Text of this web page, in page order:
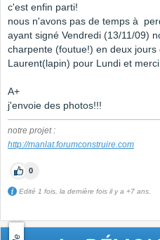
c'est enfin parti!
nous n'avons pas de temps à
ayant signé Vendredi (13/11/09)
charpente (foutue!) en deux
Laurent(lapin) pour Lundi et
A+
j'envoie des photos!!!
notre projet :
http://manlat.forumconstruire.com
0
Edité 1 fois, la dernière fois il y a +7 ans.